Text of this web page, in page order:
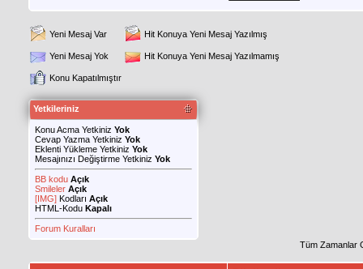
Yeni Mesaj Var Hit Konuya Yeni Mesaj Yazılmış
Yeni Mesaj Yok Hit Konuya Yeni Mesaj Yazılmamış
Konu Kapatılmıştır
Yetkileriniz
Konu Acma Yetkiniz Yok
Cevap Yazma Yetkiniz Yok
Eklenti Yükleme Yetkiniz Yok
Mesajınızı Değiştirme Yetkiniz Yok
BB kodu Açık
Smileler Açık
[IMG] Kodları Açık
HTML-Kodu Kapalı
Forum Kuralları
Tüm Zamanlar